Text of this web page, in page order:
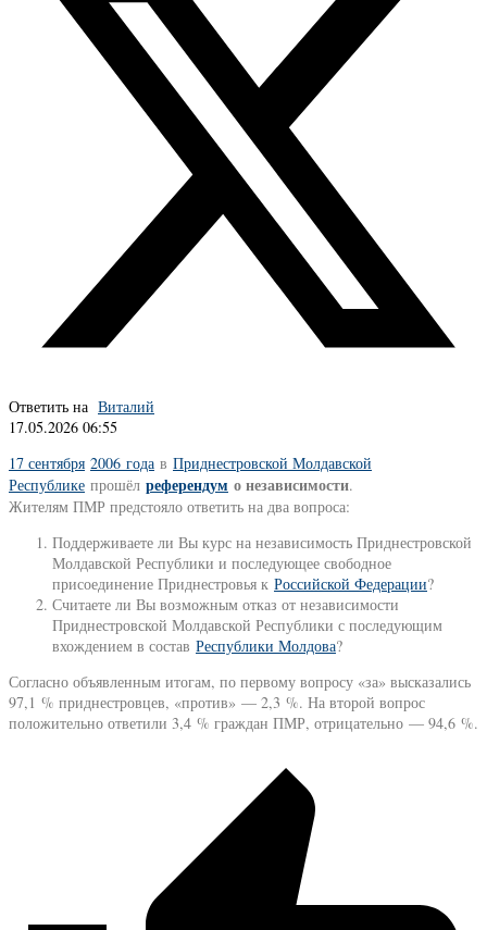
Ответить на Виталий
17.05.2026 06:55
17 сентября 2006 года в Приднестровской Молдавской
Республике прошёл референдум о независимости.
Жителям ПМР предстояло ответить на два вопроса:
Поддерживаете ли Вы курс на независимость Приднестровской
Молдавской Республики и последующее свободное
присоединение Приднестровья к Российской Федерации?
Считаете ли Вы возможным отказ от независимости
Приднестровской Молдавской Республики с последующим
вхождением в состав Республики Молдова?
Согласно объявленным итогам, по первому вопросу «за» высказались
97,1 % приднестровцев, «против» — 2,3 %. На второй вопрос
положительно ответили 3,4 % граждан ПМР, отрицательно — 94,6 %.